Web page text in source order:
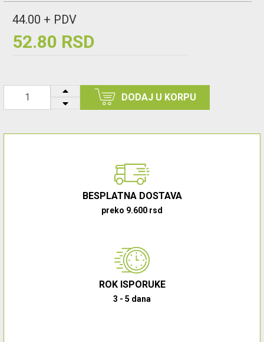
44.00 + PDV
52.80 RSD
DODAJ U KORPU
BESPLATNA DOSTAVA
preko 9.600 rsd
ROK ISPORUKE
3 - 5 dana